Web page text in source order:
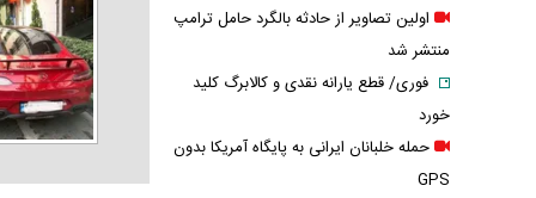
اولین تصاویر از حادثه بالگرد حامل ترامپ
منتشر شد
فوری/ قطع یارانه نقدی و کالابرگ کلید
خورد
حمله خلبانان ایرانی به پایگاه آمریکا بدون
GPS